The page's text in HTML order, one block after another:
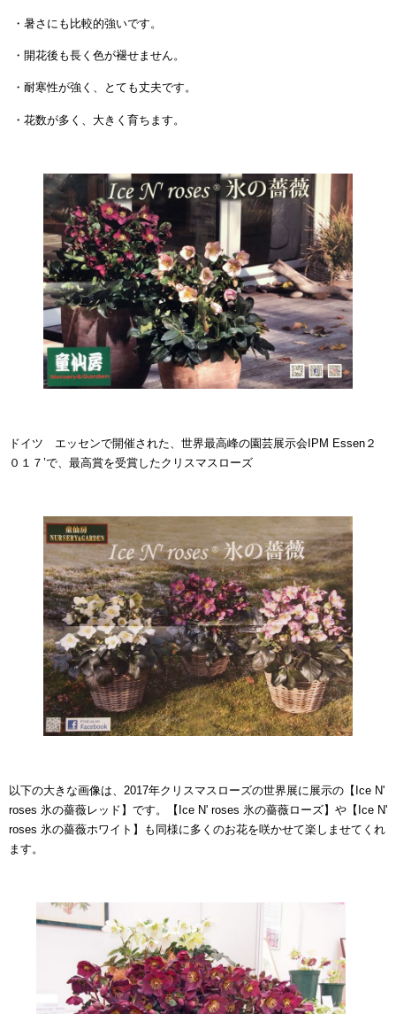
・暑さにも比較的強いです。
・開花後も長く色が褪せません。
・耐寒性が強く、とても丈夫です。
・花数が多く、大きく育ちます。
ドイツ エッセンで開催された、世界最高峰の園芸展示会IPM Essen２
０１７’で、最高賞を受賞したクリスマスローズ
以下の大きな画像は、2017年クリスマスローズの世界展に展示の【Ice N'
roses 氷の薔薇レッド】です。【Ice N' roses 氷の薔薇ローズ】や【Ice N'
roses 氷の薔薇ホワイト】も同様に多くのお花を咲かせて楽しませてくれ
ます。